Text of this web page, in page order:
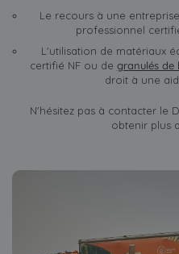
Le recours à une
professionnel
L'utilisation de matériaux
certifié NF ou de granulés de
droit à une
N'hésitez pas à contacter le
obtenir plus